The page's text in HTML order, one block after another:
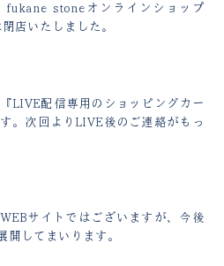
fukane stoneオンラインショップ
店いたしました。
LIVE配信専用のショッピングカー
。次回よりLIVE後のご連絡がもっ
サイトではございますが、今後
開してまいります。